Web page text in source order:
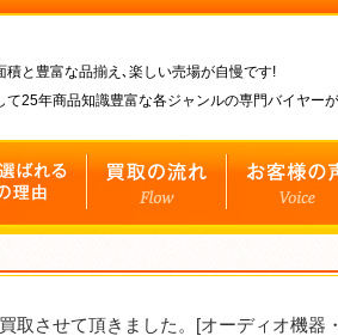
積と豊富な品揃え､楽しい売場が自慢です!
て25年商品知識豊富な各ジャンルの専門バイヤー
取させて頂きました。[オーディオ機器